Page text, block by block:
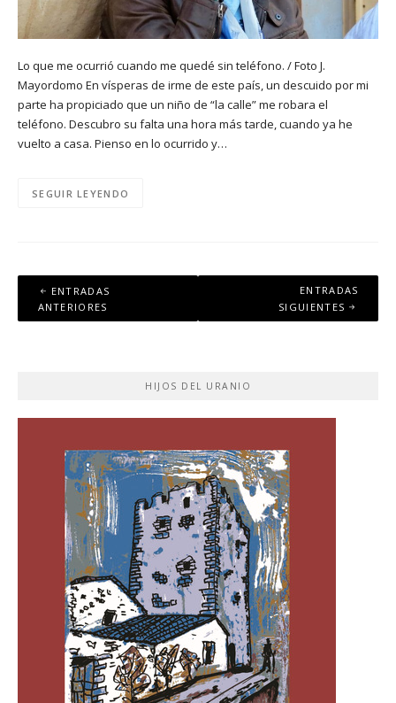
Lo que me ocurrió cuando me quedé sin teléfono. / Foto J.
Mayordomo En vísperas de irme de este país, un descuido por mi
parte ha propiciado que un niño de “la calle” me robara el
teléfono. Descubro su falta una hora más tarde, cuando ya he
vuelto a casa. Pienso en lo ocurrido y…
SEGUIR LEYENDO
Navegación
de
ENTRADAS
ANTERIORES
ENTRADAS
SIGUIENTES
HIJOS DEL URANIO